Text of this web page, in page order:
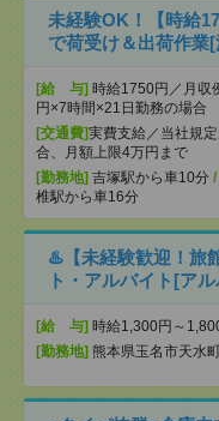
未経験OK！【時給
で荷受け＆出荷作業
[給 与] 時給1750円／月収
円×7時間×21日勤務の場
[交通費]実費支給／当社規
合、月額上限4万円まで
[勤務地] 吉塚駅から車10分 /
椎駅から車16分
♨️【未経験歓迎！旅
ト・アルバイト[ア
[給 与] 時給1,300円～
[勤務地] 熊本県玉名市天水